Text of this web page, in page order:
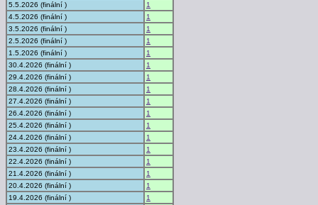
5.5.2026 (finální )
1
4.5.2026 (finální )
1
3.5.2026 (finální )
1
2.5.2026 (finální )
1
1.5.2026 (finální )
1
30.4.2026 (finální )
1
29.4.2026 (finální )
1
28.4.2026 (finální )
1
27.4.2026 (finální )
1
26.4.2026 (finální )
1
25.4.2026 (finální )
1
24.4.2026 (finální )
1
23.4.2026 (finální )
1
22.4.2026 (finální )
1
21.4.2026 (finální )
1
20.4.2026 (finální )
1
19.4.2026 (finální )
1